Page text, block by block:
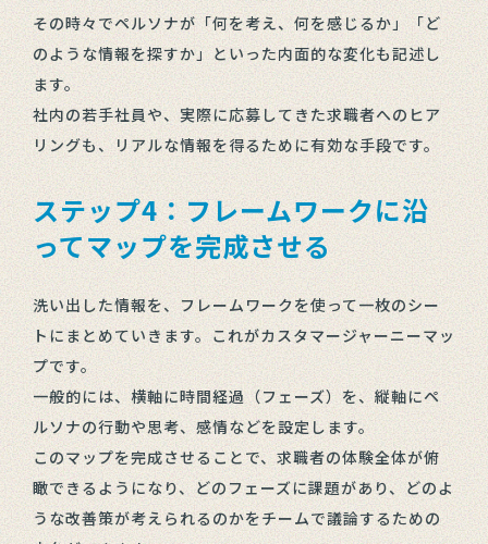
その時々でペルソナが「何を考え、何を感じるか」「ど
のような情報を探すか」といった内面的な変化も記述し
ます。
社内の若手社員や、実際に応募してきた求職者へのヒア
リングも、リアルな情報を得るために有効な手段です。
ステップ4：フレームワークに沿
ってマップを完成させる
洗い出した情報を、フレームワークを使って一枚のシー
トにまとめていきます。これがカスタマージャーニーマッ
プです。
一般的には、横軸に時間経過（フェーズ）を、縦軸にペ
ルソナの行動や思考、感情などを設定します。
このマップを完成させることで、求職者の体験全体が俯
瞰できるようになり、どのフェーズに課題があり、どのよ
うな改善策が考えられるのかをチームで議論するための